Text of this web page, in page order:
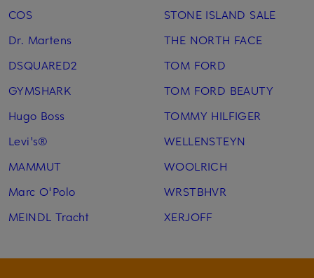
COS
Dr. Martens
DSQUARED2
GYMSHARK
Hugo Boss
Levi's®
MAMMUT
Marc O'Polo
MEINDL Tracht
STONE ISLAND SALE
THE NORTH FACE
TOM FORD
TOM FORD BEAUTY
TOMMY HILFIGER
WELLENSTEYN
WOOLRICH
WRSTBHVR
XERJOFF